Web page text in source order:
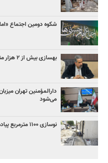
شکوه دومین اجتماع
بهسازی بیش از ۲ هزار مترمربع پیاده‌رو در منطقه ۱۴
دارالمؤمنین تهران
می‌شود
نوسازی ۱۱۰۰ مترمربع پیاده‌رو در منطقه ۱۴